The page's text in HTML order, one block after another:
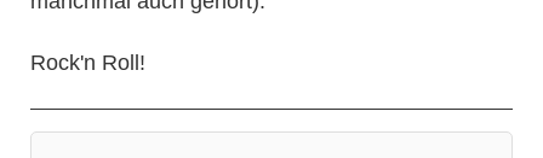
Rock'n Roll!